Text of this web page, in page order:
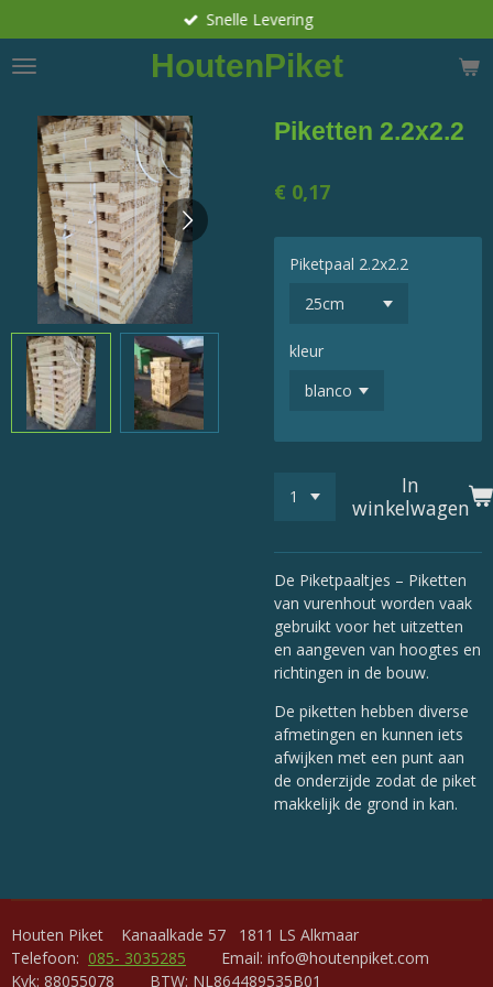
direct
naar
hoofdinhoud
HoutenPiket
Snelle Levering
Piketten 2.2x2.2
€ 0,17
Piketpaal 2.2x2.2
kleur
In
winkelwagen
De Piketpaaltjes – Piketten
van vurenhout worden vaak
gebruikt voor het uitzetten
en aangeven van hoogtes en
richtingen in de bouw.
De piketten hebben diverse
afmetingen en kunnen iets
afwijken met een punt aan
de onderzijde zodat de piket
makkelijk de grond in kan.
Houten Piket Kanaalkade 57 1811 LS Alkmaar
Telefoon: 085- 3035285 Email: info@houtenpiket.com
Kvk: 88055078 BTW: NL864489535B01